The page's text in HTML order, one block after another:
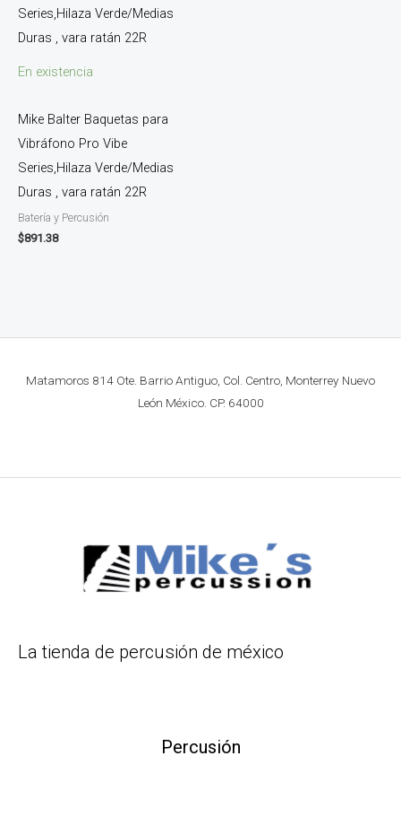
En existencia
Mike Balter Baquetas para
Vibráfono Pro Vibe
Series,Hilaza Verde/Medias
Duras , vara ratán 22R
Batería y Percusión
$891.38
Matamoros 814 Ote. Barrio Antiguo, Col. Centro, Monterrey Nuevo
León México. CP. 64000
La tienda de percusión de méxico
Percusión